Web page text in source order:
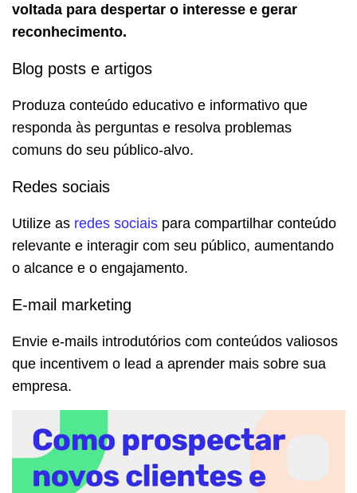
voltada para despertar o interesse e gerar
reconhecimento.
Blog posts e artigos
Produza conteúdo educativo e informativo que
responda às perguntas e resolva problemas
comuns do seu público-alvo.
Redes sociais
Utilize as redes sociais para compartilhar conteúdo
relevante e interagir com seu público, aumentando
o alcance e o engajamento.
E-mail marketing
Envie e-mails introdutórios com conteúdos valiosos
que incentivem o lead a aprender mais sobre sua
empresa.